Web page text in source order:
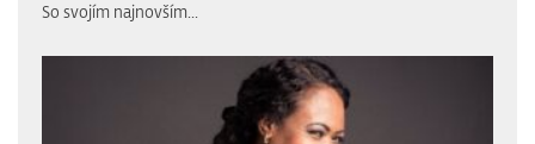
So svojím najnovším...